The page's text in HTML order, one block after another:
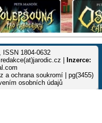
1804-0632
|
Inzerce:
a ochrana soukromí | pg(3455)
osobních údajů